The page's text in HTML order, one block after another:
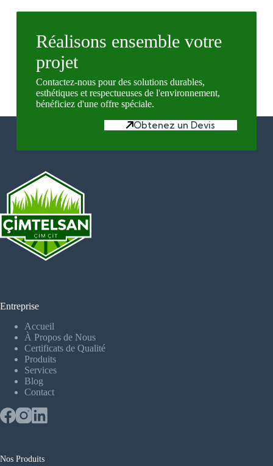
Réalisons ensemble votre
projet
Contactez-nous pour des solutions durables,
esthétiques et respectueuses de l'environnement,
bénéficiez d'une offre spéciale.
Obtenez un Devis
Entreprise
Accueil
À Propos de Nous
Certificats de Qualité
Produits
Services
Blog
Contact
Nos Produits